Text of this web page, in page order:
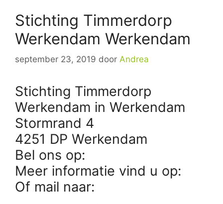
Stichting Timmerdorp
Werkendam Werkendam
september 23, 2019 door Andrea
Stichting Timmerdorp
Werkendam in Werkendam
Stormrand 4
4251 DP Werkendam
Bel ons op:
Meer informatie vind u op:
Of mail naar: